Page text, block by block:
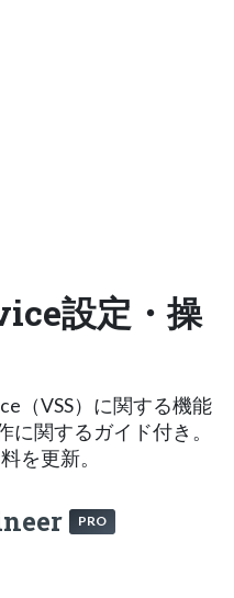
設定・操
（VSS）に関する機能
に関するガイド付き。
を更新。
PRO